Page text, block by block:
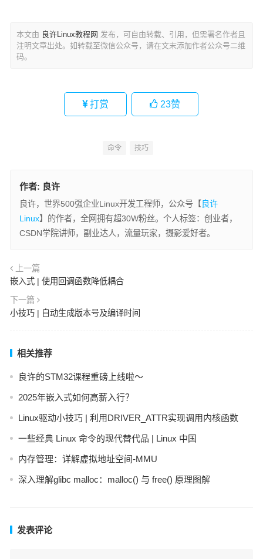
本文由 良许Linux教程网 发布，可自由转载、引用，但需署名作者且
注明文章出处。如转载至微信公众号，请在文末添加作者公众号二维
码。
打赏 23赞
命令 技巧
作者: 良许
良许，世界500强企业Linux开发工程师，公众号【 良许
Linux】的作者，全网拥有超30W粉丝。个人标签：创业者，
CSDN学院讲师，副业达人，流量玩家，摄影爱好者。
上一篇
嵌入式 | 使用回调函数降低耦合
下一篇
小技巧 | 自动生成版本号及编译时间
相关推荐
良许的STM32课程重磅上线啦～
2025年嵌入式如何高薪入行？
Linux驱动小技巧 | 利用DRIVER_ATTR实现调用内核函数
一些经典 Linux 命令的现代替代品 | Linux 中国
内存管理：详解虚拟地址空间-MMU
深入理解glibc malloc：malloc() 与 free() 原理图解
发表评论